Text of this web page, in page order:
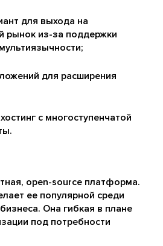
для выхода на
рынок из-за поддержки
для расширения
с многоступенчатой
open-source платформа.
ее популярной среди
Она гибкая в плане
под потребности